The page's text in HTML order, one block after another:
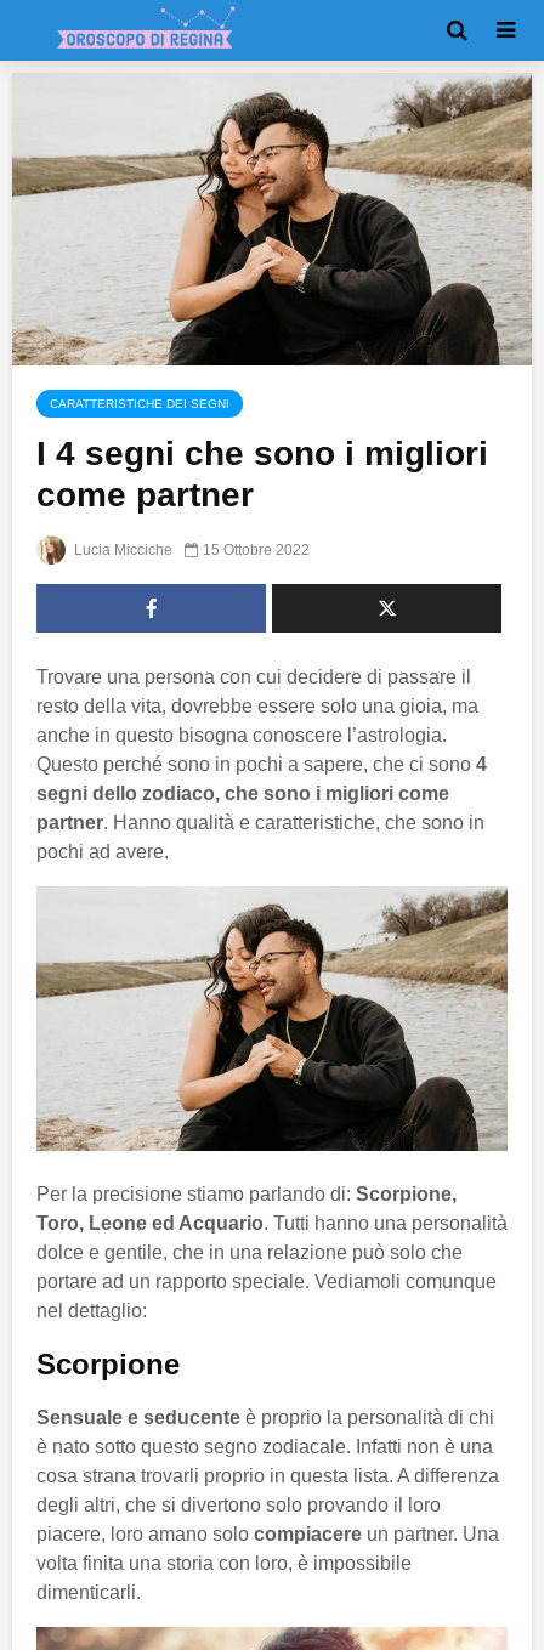
CARATTERISTICHE DEI SEGNI
I 4 segni che sono i migliori
come partner
Lucia Micciche 15 Ottobre 2022
Trovare una persona con cui decidere di passare il
resto della vita, dovrebbe essere solo una gioia, ma
anche in questo bisogna conoscere l’astrologia.
Questo perché sono in pochi a sapere, che ci sono 4
segni dello zodiaco, che sono i migliori come
partner. Hanno qualità e caratteristiche, che sono in
pochi ad avere.
Per la precisione stiamo parlando di: Scorpione,
Toro, Leone ed Acquario. Tutti hanno una personalità
dolce e gentile, che in una relazione può solo che
portare ad un rapporto speciale. Vediamoli comunque
nel dettaglio:
Scorpione
Sensuale e seducente è proprio la personalità di chi
è nato sotto questo segno zodiacale. Infatti non è una
cosa strana trovarli proprio in questa lista. A differenza
degli altri, che si divertono solo provando il loro
piacere, loro amano solo compiacere un partner. Una
volta finita una storia con loro, è impossibile
dimenticarli.